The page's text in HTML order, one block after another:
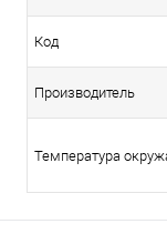
Код
Производитель
Температура